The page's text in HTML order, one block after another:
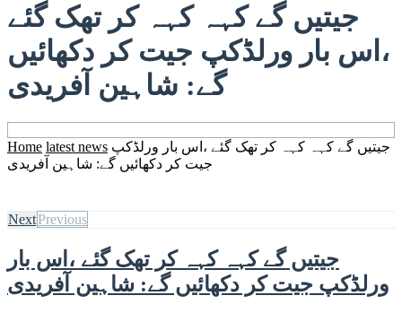
جیتیں گے کہہ کہہ کر تھک گئے
،اس بار ورلڈکپ جیت کر دکھائیں
گے: شاہین آفریدی
Home latest news جیتیں گے کہہ کہہ کر تھک گئے ،اس بار ورلڈکپ
جیت کر دکھائیں گے: شاہین آفریدی
NextPrevious
جیتیں گے کہہ کہہ کر تھک گئے ،اس بار
ورلڈکپ جیت کر دکھائیں گے: شاہین آفریدی